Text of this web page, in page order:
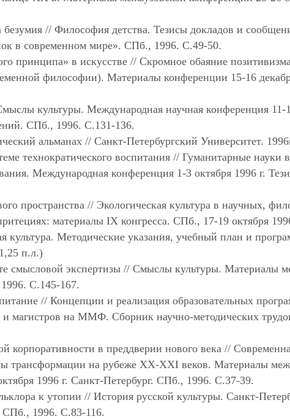
// Философия детства. Тезисы докладов и
в современном мире». СПб., 1996. С.49-50.
принципа» в искусстве // Скромное обаяние
философии). Материалы конференции 15-16
культуры. Международная научная конференция 11-
СПб., 1996. С.131-136.
альманах // Санкт-Петербургский Университет.
технократического воспитания // Гуманитарные науки
Международная конференция 1-3 октября 1996 г.
пространства // Экологическая культура в научных,
материалы IX конгресса. СПб., 17-19 октября
культура. Методические указания, учебный план и
п.л.)
смысловой экспертизы // Смыслы культуры. Материалы
С.145-167.
// Концепции и реализация образовательных
и магистров на ММФ. Сборник научно-методических
корпоративности в преддверии нового века //
трансформации на рубеже XX-XXI веков. Материалы
1996 г. Санкт-Петербург. СПб., 1996. С.37-39.
к утопии // История русской культуры. Санкт-
СПб., 1996. С.83-116.